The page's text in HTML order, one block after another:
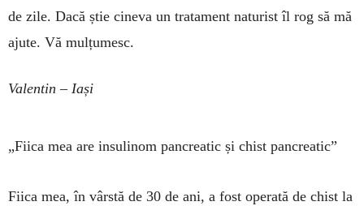
de zile. Dacă știe cineva un tratament naturist îl rog să mă
ajute. Vă mulțumesc.
Valentin – Iași
„Fiica mea are insulinom pancreatic și chist pancreatic”
Fiica mea, în vârstă de 30 de ani, a fost operată de chist la